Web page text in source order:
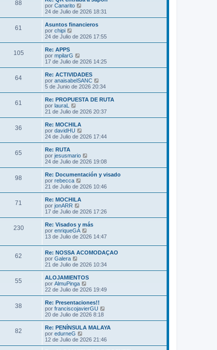
s
j
e
o
m
e
s
j
e
l
t
o
m
e
a
j
e
88
por Canarito
e
r
ú
t
m
e
s
a
j
e
24 de Julio de 2026 18:31
61
Asuntos financieros
por chipi
e
r
l
t
m
o
m
e
s
a
j
e
24 de Julio de 2026 17:55
105
Re: APPS
por mpilarG
e
r
ú
l
t
m
o
m
e
s
a
j
e
17 de Julio de 2026 14:25
64
Re: ACTIVIDADES
por anaisabelSANC
e
r
ú
t
m
e
j
e
5 de Junio de 2026 20:34
61
Re: PROPUESTA DE RUTA
por lauraL
e
r
ú
l
t
o
m
e
s
a
j
e
21 de Julio de 2026 20:37
36
Re: MOCHILA
por davidHU
e
r
l
t
o
m
e
j
e
24 de Julio de 2026 17:44
65
Re: RUTA
por jesusmario
e
r
ú
t
m
e
n
s
j
e
24 de Julio de 2026 19:08
98
Re: Documentación y visado
por rebecca
e
r
t
o
m
e
n
s
j
e
21 de Julio de 2026 10:46
71
Re: MOCHILA
por jonARR
e
r
ú
t
m
o
e
n
s
a
j
e
17 de Julio de 2026 17:26
230
Re: Visados y más
por enriqueGA
e
ú
l
i
m
o
e
n
s
a
j
e
13 de Julio de 2026 14:47
62
Re: NOSSA ACOMODAÇAO
por Galera
e
r
ú
l
t
m
o
m
e
s
a
j
e
21 de Julio de 2026 10:34
55
ALOJAMIENTOS
por AlmuPinga
e
r
ú
l
t
m
o
m
e
22 de Julio de 2026 19:49
38
Re: Presentaciones!!
por franciscojavierGU
r
ú
t
20 de Julio de 2026 8:18
82
Re: PENÍNSULA MALAYA
por edurneG
e
r
12 de Julio de 2026 21:46